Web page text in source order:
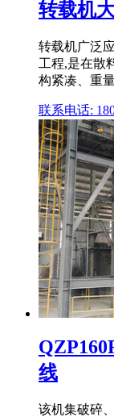
转载机
转载机广泛
工程,是在散
构紧凑、重
联系电话:
线
该机集破碎